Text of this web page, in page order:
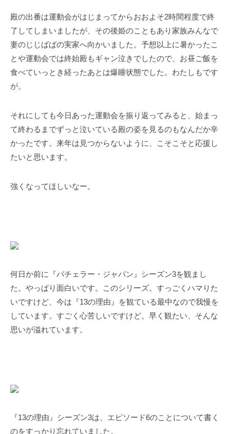
殿の出番は運動会がはじまってからおおよそ2時間程度で終
了してしまいましたが、その後姫のこともあり家族みんなで
妻のじじばばの実家へ向かいました。予想以上に暑かったこ
とや運動会では終始殿もギャン泣きでしたので、お昼ご飯を
食べていっとき経ったあとは爆睡状態でした。わたしもです
が。
それにしても今日あった運動会を振り返ってみると、始まっ
て終わるまでずっと泣いている殿の姿を見るのもなんだか辛
かったです。来年は見つからないように、こそこそと応援し
たいと思います。
強くなってほしいなー。
何日か前に『バチェラー・ジャパン』シーズン3を観まし
た。やっぱり面白いです。このシリーズ。すっごくハマりた
いですけど、今は『13の理由』を観ている最中なので我慢を
しています。すごく心苦しいですけど。早く観たい、そんな
思いが溢れています。
『13の理由』シーズン3は、エピソード6のことについて書く
のをすっかり忘れていました。